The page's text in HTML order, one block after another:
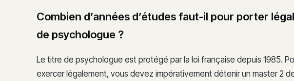
Combien d’années d’études faut-il pour porter
de psychologue ?
Le titre de psychologue est protégé par la loi française depuis 1985.
exercer légalement, vous devez impérativement détenir un master 2